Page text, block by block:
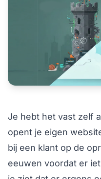
Je hebt het vast zelf
opent je eigen
bij een klant op de
eeuwen voordat er